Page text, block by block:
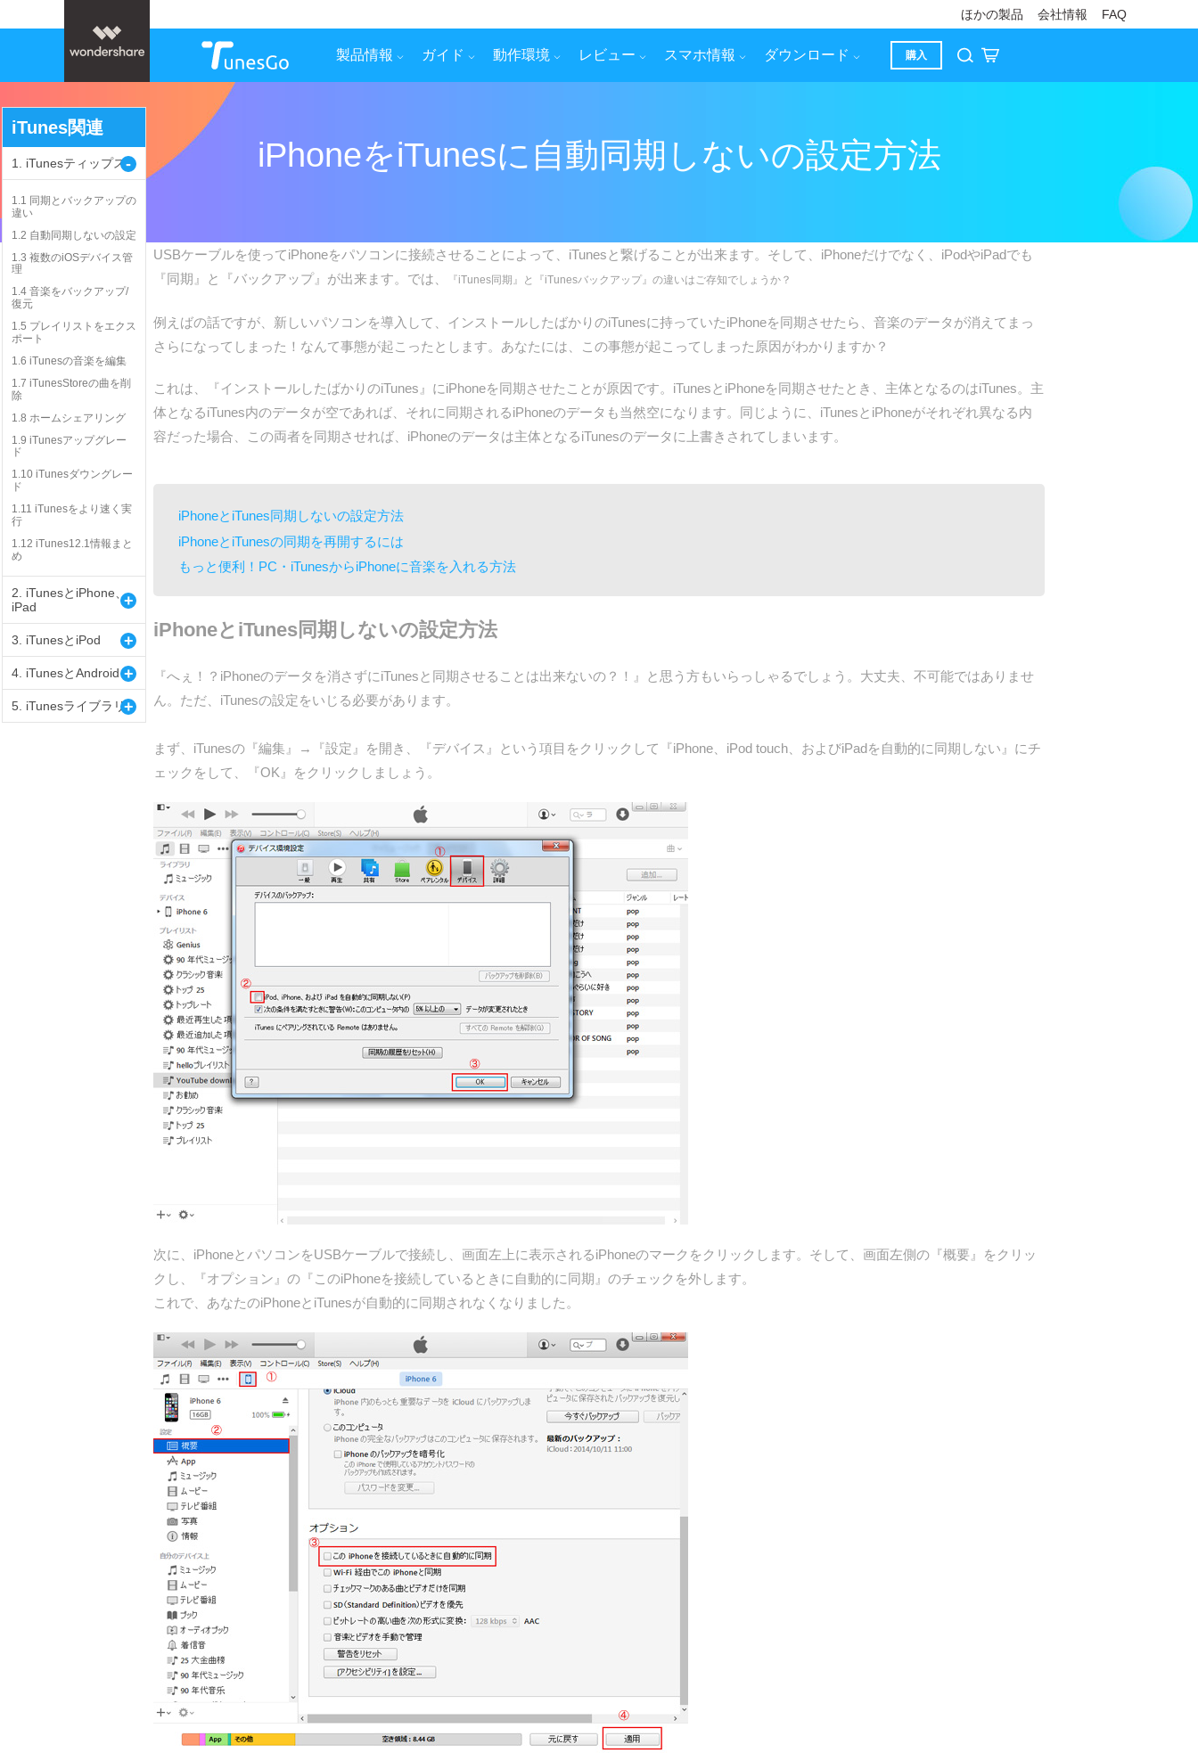
ほかの製品 会社情報 FAQ
製品情報 ガイド 動作環境 レビュー スマホ情報 ダウンロード 購入
iPhoneをiTunesに自動同期しないの設定方法
USBケーブルを使ってiPhoneをパソコンに接続させることによって、iTunesと繋げることが出来ます。そして、iPhoneだけでなく、iPodやiPadでも
『同期』と『バックアップ』が出来ます。では、
『iTunes同期』と『iTunesバックアップ』の違いはご存知でしょうか？
例えばの話ですが、新しいパソコンを導入して、インストールしたばかりのiTunesに持っていたiPhoneを同期させたら、音楽のデータが消えてまっ
さらになってしまった！なんて事態が起こったとします。あなたには、この事態が起こってしまった原因がわかりますか？
これは、『インストールしたばかりのiTunes』にiPhoneを同期させたことが原因です。iTunesとiPhoneを同期させたとき、主体となるのはiTunes。主
体となるiTunes内のデータが空であれば、それに同期されるiPhoneのデータも当然空になります。同じように、iTunesとiPhoneがそれぞれ異なる内
容だった場合、この両者を同期させれば、iPhoneのデータは主体となるiTunesのデータに上書きされてしまいます。
iPhoneとiTunes同期しないの設定方法
iPhoneとiTunesの同期を再開するには
もっと便利！PC・iTunesからiPhoneに音楽を入れる方法
iPhoneとiTunes同期しないの設定方法
『へぇ！？iPhoneのデータを消さずにiTunesと同期させることは出来ないの？！』と思う方もいらっしゃるでしょう。大丈夫、不可能ではありませ
ん。ただ、iTunesの設定をいじる必要があります。
まず、iTunesの『編集』→『設定』を開き、『デバイス』という項目をクリックして『iPhone、iPod touch、およびiPadを自動的に同期しない』にチ
ェックをして、『OK』をクリックしましょう。
次に、iPhoneとパソコンをUSBケーブルで接続し、画面左上に表示されるiPhoneのマークをクリックします。そして、画面左側の『概要』をクリッ
クし、『オプション』の『このiPhoneを接続しているときに自動的に同期』のチェックを外します。
これで、あなたのiPhoneとiTunesが自動的に同期されなくなりました。
iTunes関連
1. iTunesティップス-
1.1 同期とバックアップの
違い
1.2 自動同期しないの設定
1.3 複数のiOSデバイス管
理
1.4 音楽をバックアップ/
復元
1.5 プレイリストをエクス
ポート
1.6 iTunesの音楽を編集
1.7 iTunesStoreの曲を削
除
1.8 ホームシェアリング
1.9 iTunesアップグレー
ド
1.10 iTunesダウングレー
ド
1.11 iTunesをより速く実
行
1.12 iTunes12.1情報まと
め
2. iTunesとiPhone、
iPad
+
3. iTunesとiPod +
4. iTunesとAndroid +
5. iTunesライブラリ+